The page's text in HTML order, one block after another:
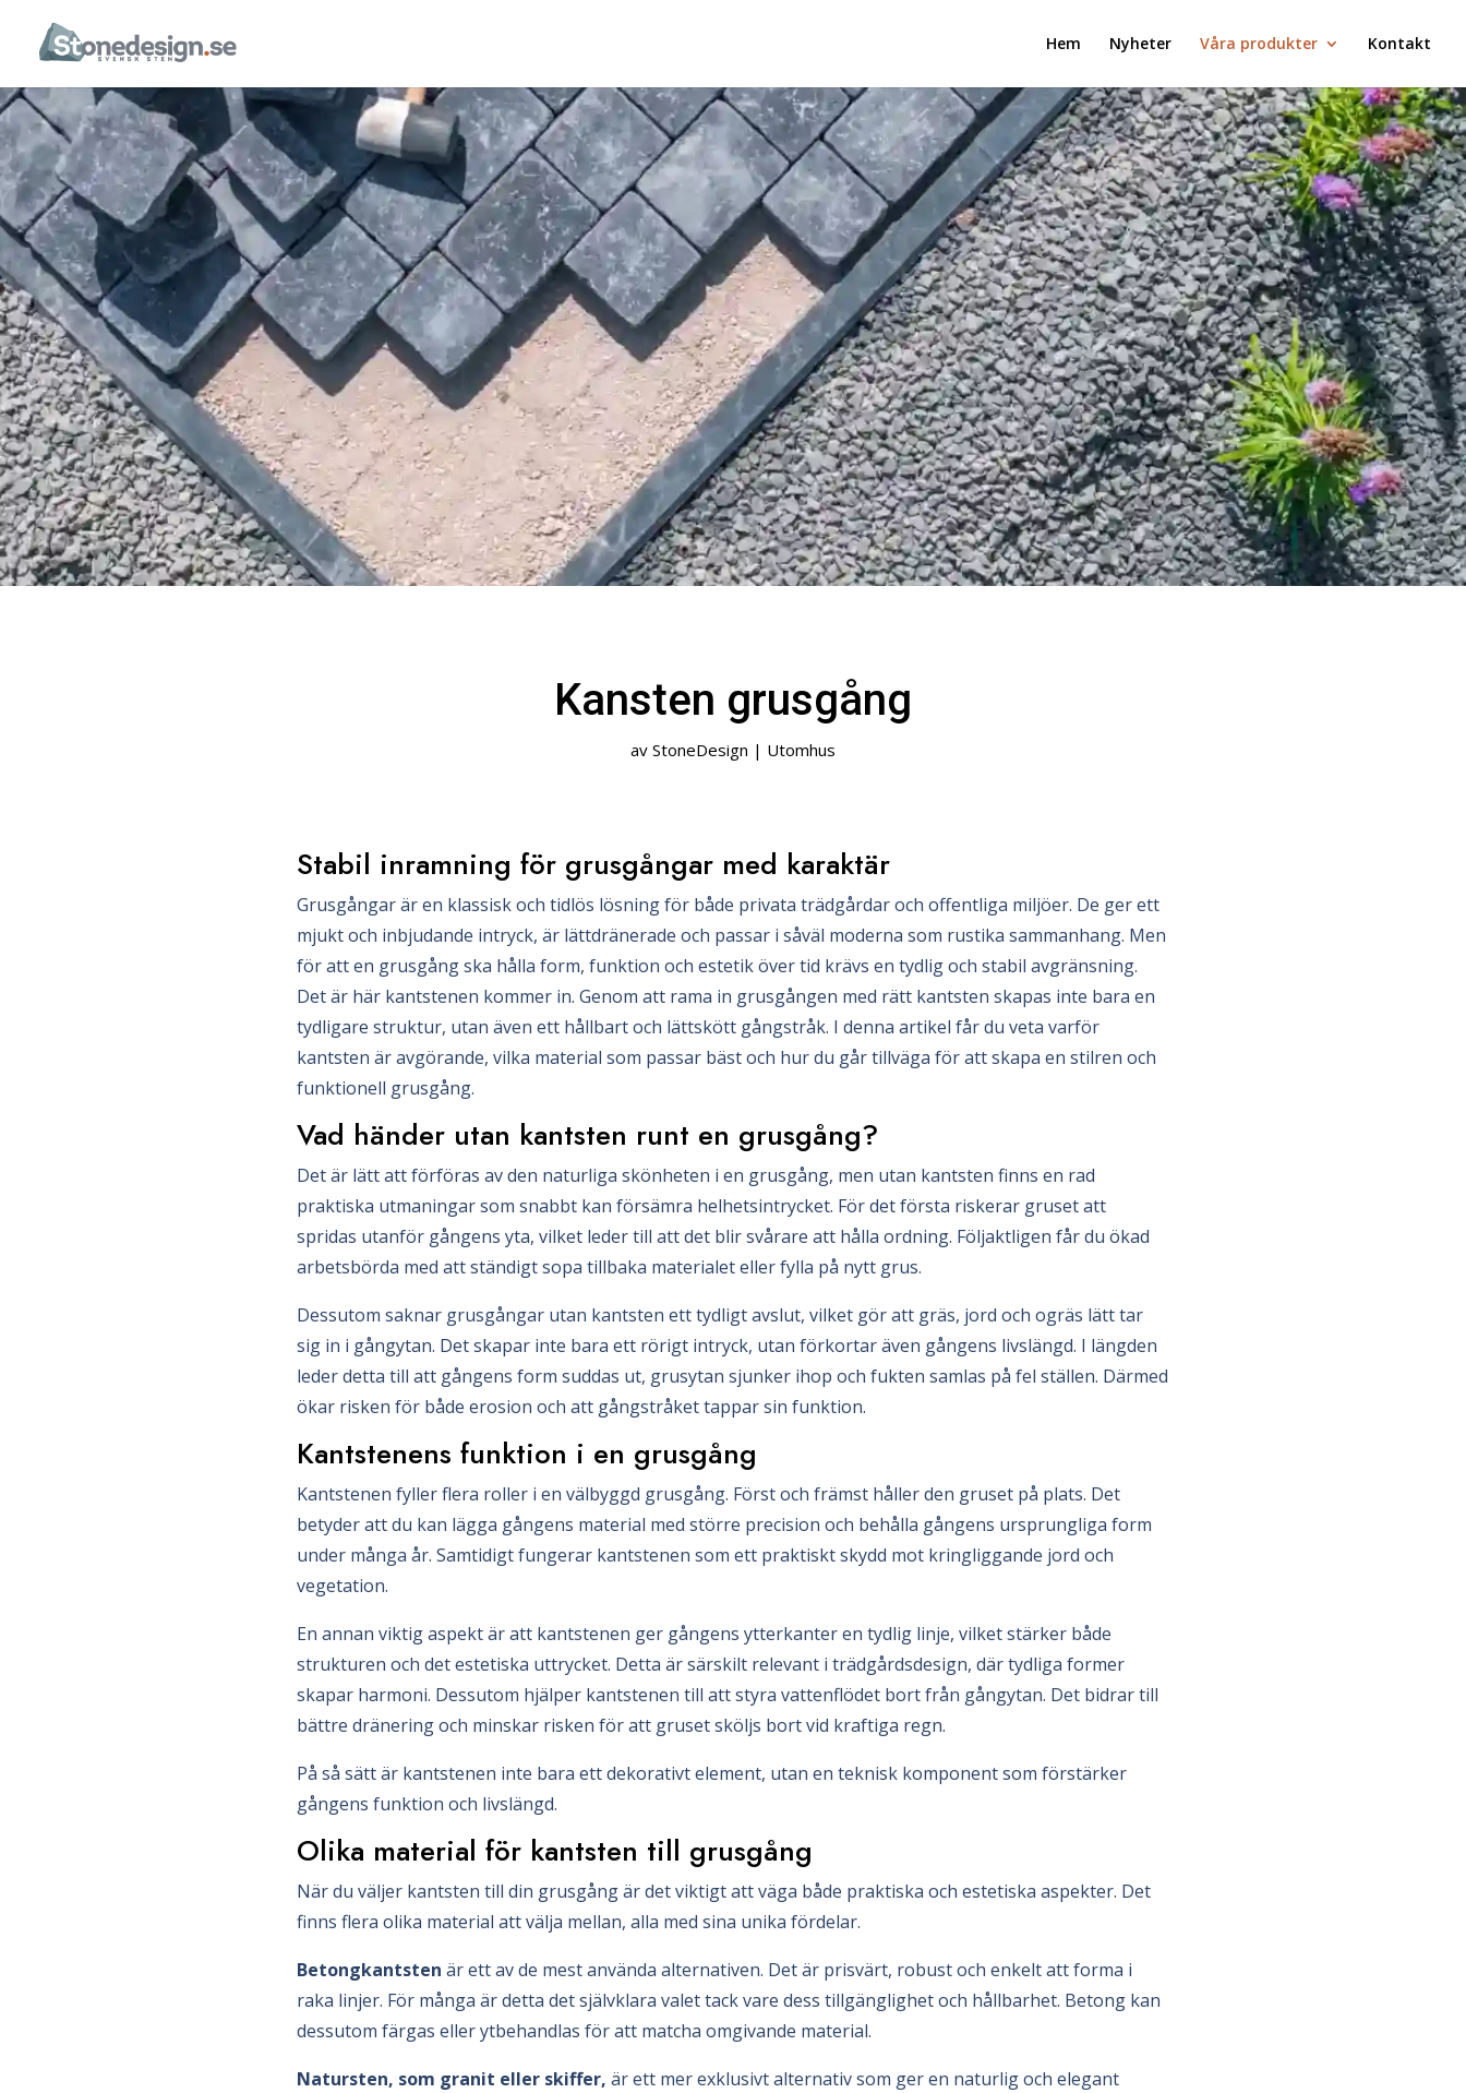
Hem Nyheter Våra produkter Kontakt
Kansten grusgång
av StoneDesign | Utomhus
Stabil inramning för grusgångar med karaktär
Grusgångar är en klassisk och tidlös lösning för både privata trädgårdar och offentliga miljöer. De ger ett
mjukt och inbjudande intryck, är lättdränerade och passar i såväl moderna som rustika sammanhang. Men
för att en grusgång ska hålla form, funktion och estetik över tid krävs en tydlig och stabil avgränsning.
Det är här kantstenen kommer in. Genom att rama in grusgången med rätt kantsten skapas inte bara en
tydligare struktur, utan även ett hållbart och lättskött gångstråk. I denna artikel får du veta varför
kantsten är avgörande, vilka material som passar bäst och hur du går tillväga för att skapa en stilren och
funktionell grusgång.
Vad händer utan kantsten runt en grusgång?
Det är lätt att förföras av den naturliga skönheten i en grusgång, men utan kantsten finns en rad
praktiska utmaningar som snabbt kan försämra helhetsintrycket. För det första riskerar gruset att
spridas utanför gångens yta, vilket leder till att det blir svårare att hålla ordning. Följaktligen får du ökad
arbetsbörda med att ständigt sopa tillbaka materialet eller fylla på nytt grus.
Dessutom saknar grusgångar utan kantsten ett tydligt avslut, vilket gör att gräs, jord och ogräs lätt tar
sig in i gångytan. Det skapar inte bara ett rörigt intryck, utan förkortar även gångens livslängd. I längden
leder detta till att gångens form suddas ut, grusytan sjunker ihop och fukten samlas på fel ställen. Därmed
ökar risken för både erosion och att gångstråket tappar sin funktion.
Kantstenens funktion i en grusgång
Kantstenen fyller flera roller i en välbyggd grusgång. Först och främst håller den gruset på plats. Det
betyder att du kan lägga gångens material med större precision och behålla gångens ursprungliga form
under många år. Samtidigt fungerar kantstenen som ett praktiskt skydd mot kringliggande jord och
vegetation.
En annan viktig aspekt är att kantstenen ger gångens ytterkanter en tydlig linje, vilket stärker både
strukturen och det estetiska uttrycket. Detta är särskilt relevant i trädgårdsdesign, där tydliga former
skapar harmoni. Dessutom hjälper kantstenen till att styra vattenflödet bort från gångytan. Det bidrar till
bättre dränering och minskar risken för att gruset sköljs bort vid kraftiga regn.
På så sätt är kantstenen inte bara ett dekorativt element, utan en teknisk komponent som förstärker
gångens funktion och livslängd.
Olika material för kantsten till grusgång
När du väljer kantsten till din grusgång är det viktigt att väga både praktiska och estetiska aspekter. Det
finns flera olika material att välja mellan, alla med sina unika fördelar.
Betongkantsten är ett av de mest använda alternativen. Det är prisvärt, robust och enkelt att forma i
raka linjer. För många är detta det självklara valet tack vare dess tillgänglighet och hållbarhet. Betong kan
dessutom färgas eller ytbehandlas för att matcha omgivande material.
Natursten, som granit eller skiffer, är ett mer exklusivt alternativ som ger en naturlig och elegant